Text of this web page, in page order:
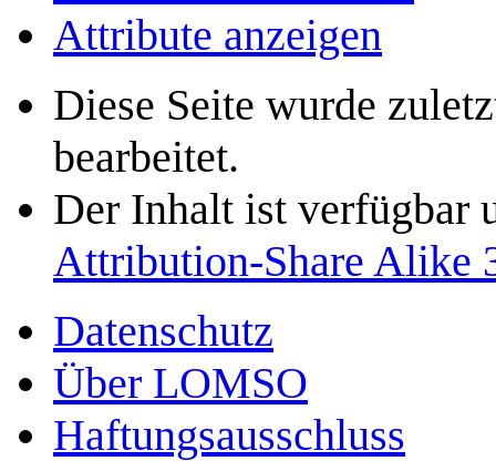
Attribute anzeigen
Diese Seite wurde
bearbeitet.
Der Inhalt ist verfügbar
Attribution-Share Alike
Datenschutz
Über LOMSO
Haftungsausschluss